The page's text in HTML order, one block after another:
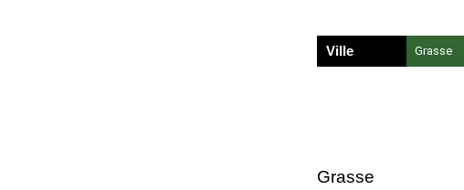
Ville Grasse
Grasse